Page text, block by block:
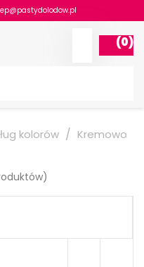
(0)
kolorów
Kremowo